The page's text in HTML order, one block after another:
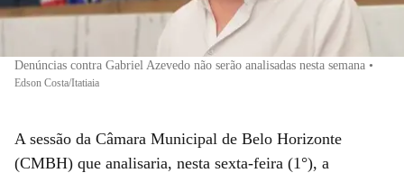
Denúncias contra Gabriel Azevedo não serão analisadas nesta semana •
Edson Costa/Itatiaia
A sessão da Câmara Municipal de Belo Horizonte
(CMBH) que analisaria, nesta sexta-feira (1°), a